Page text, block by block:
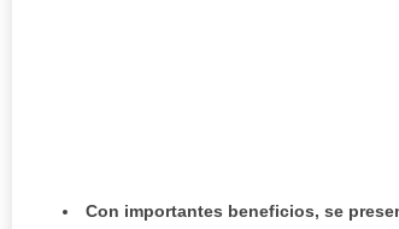
Con importantes beneficios, se